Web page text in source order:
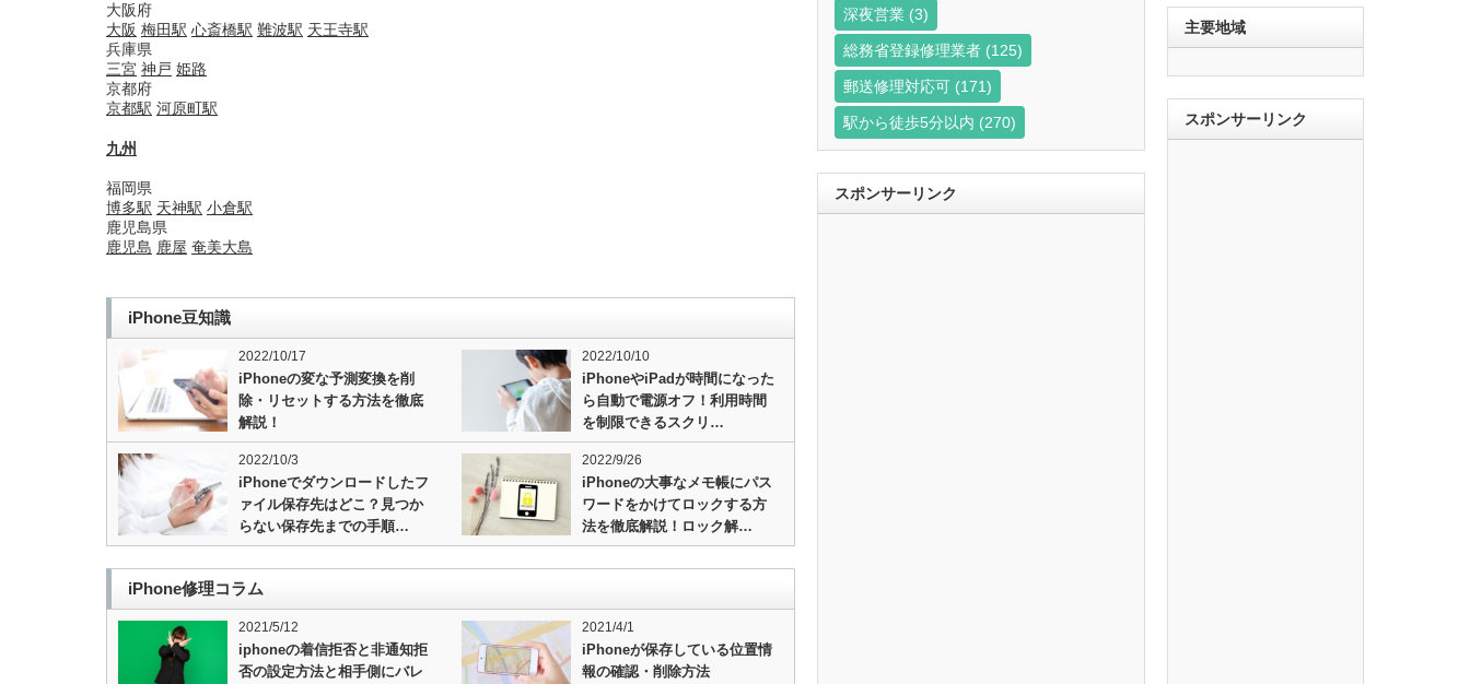
大阪府
大阪 梅田駅 心斎橋駅 難波駅 天王寺駅
兵庫県
三宮 神戸 姫路
京都府
京都駅 河原町駅
九州
福岡県
博多駅 天神駅 小倉駅
鹿児島県
鹿児島 鹿屋 奄美大島
iPhone豆知識
2022/10/17
iPhoneの変な予測変換を削
除・リセットする方法を徹底
解説！
2022/10/10
iPhoneやiPadが時間になった
ら自動で電源オフ！利用時間
を制限できるスクリ…
2022/10/3
iPhoneでダウンロードしたフ
ァイル保存先はどこ？見つか
らない保存先までの手順…
2022/9/26
iPhoneの大事なメモ帳にパス
ワードをかけてロックする方
法を徹底解説！ロック解…
iPhone修理コラム
2021/5/12
iphoneの着信拒否と非通知拒
否の設定方法と相手側にバレ
2021/4/1
iPhoneが保存している位置情
報の確認・削除方法
深夜営業 (3)
総務省登録修理業者 (125)
郵送修理対応可 (171)
駅から徒歩5分以内 (270)
スポンサーリンク
主要地域
スポンサーリンク